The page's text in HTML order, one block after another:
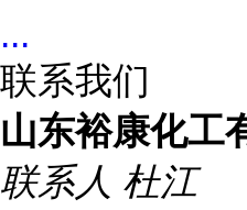
...
联系我们
山东裕康化工
联系人 杜江